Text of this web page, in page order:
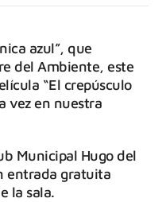
azul”, que
del Ambiente, este
“El crepúsculo
vez en nuestra
Municipal Hugo del
entrada gratuita
la sala.